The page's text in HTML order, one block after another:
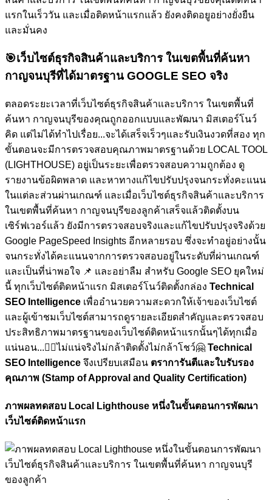
แรกในเร็ววัน และเมื่อติดหน้าแรกแล้ว ยังคงติดอยูอย่างยั่งยืน
และมั่นคง
🎯เว็บไซต์ธุรกิจสินค้าและบริการ ในเขตพื้นที่ค้นหา
กาญจนบุรีที่ได้มาตรฐาน GOOGLE SEO จริง
ตลอดระยะเวลาที่เว็บไซต์ธุรกิจสินค้าและบริการ ในเขตพื้นที่
ค้นหา กาญจนบุรีของคุณถูกออกแบบและพัฒนา มิสเตอร์โนว์
คิด แต่ไม่ได้ทำไปเรื่อย...จะได้เสร็จเร็วๆและรับเงินงวดที่สอง ทุก
ขั้นตอนจะมีการตรวจสอบคุณภาพมาตรฐานด้วย LOCAL TOOL
(LIGHTHOUSE) อยู่เป็นระยะเพื่อตรวจสอบความถูกต้อง ดู
รายงานข้อผิดพลาด และหาทางแก้ไขปรับปรุงจนกระทั่งคะแนน
ในแต่ละส่วนผ่านเกณฑ์ และเมื่อเว็บไซต์ธุรกิจสินค้าและบริการ
ในเขตพื้นที่ค้นหา กาญจนบุรีของลูกค้าเสร็จแล้วติดตั้งบน
เซิร์ฟเวอร์แล้ว ยังมีการตรวจสอบจริงและแก้ไขปรับปรุงจริงด้วย
Google PageSpeed Insights อีกหลายรอบ ซึ่งจะทำอยู่อย่างนั้น
จนกระทั่งได้คะแนนจากการตรวจสอบอยู่ในระดับที่ผ่านเกณฑ์
และเป็นที่น่าพอใจ 📌 และอย่าลืม สำหรับ Google SEO ยุคใหม่
นี้ ทุกเว็บไซต์ติดหน้าแรก มิสเตอร์โนว์ติดตั้งกล่อง Technical
SEO Intelligence เพื่ออำนวยความสะดวกให้เจ้าของเว็บไซต์
และผู้เข้าชมเว็บไซต์สามารถดูรายละเอียดสำคัญและตรวจสอบ
ประสิทธิภาพมาตรฐานของเว็บไซต์ติดหน้าแรกนั้นๆได้ทุกเมื่อ
แน่นอน...🏋🏼ไม่แน่จริงไม่กล้าติดตั้งไม่กล้าโชว์🤗 Technical
SEO Intelligence จึงเปรียบเสมือน ตราการันตีและใบรับรอง
คุณภาพ (Stamp of Approval and Quality Certification)
ภาพผลทดสอบ Local Lighthouse หนึ่งในขั้นตอนการพัฒนา
เว็บไซต์ติดหน้าแรก